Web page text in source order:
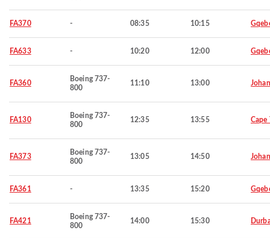
FA370 - 08:35 10:15
FA633 - 10:20 12:00
FA360
Boeing 737-
800
11:10 13:00
FA130
Boeing 737-
800
12:35 13:55 Cape
FA373
Boeing 737-
800
13:05 14:50
FA361 - 13:35 15:20
FA421
Boeing 737-
800
14:00 15:30